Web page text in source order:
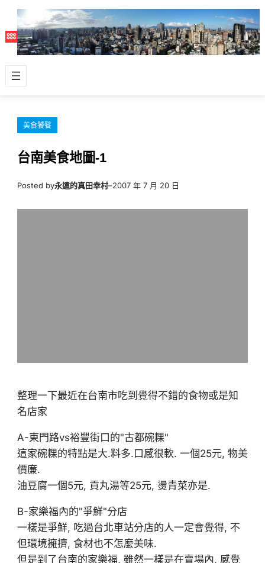
主
容
美食饕餮
台南美食地圖-1
Posted by永遠的真田幸村–2007 年 7 月 20 日
整理一下最近在台南市吃到覺得不錯的食物或是知
名店家
A-東門路vs裕豐街口的"古都碗粿"
這家碗粿的特點是大.料多.口感很軟. 一個25元, 物美
價廉.
油豆腐一個5元, 貢丸湯等25元, 燙青菜亦是.
B-家樂福內的"爭鮮"分店
一樣是爭鮮, 吃過台北車站分店的人一定會覺得, 不
但環境擁擠, 食材也不怎麼美味.
但是到了台南的家樂福, 雖然一樣是在賣場內, 感覺